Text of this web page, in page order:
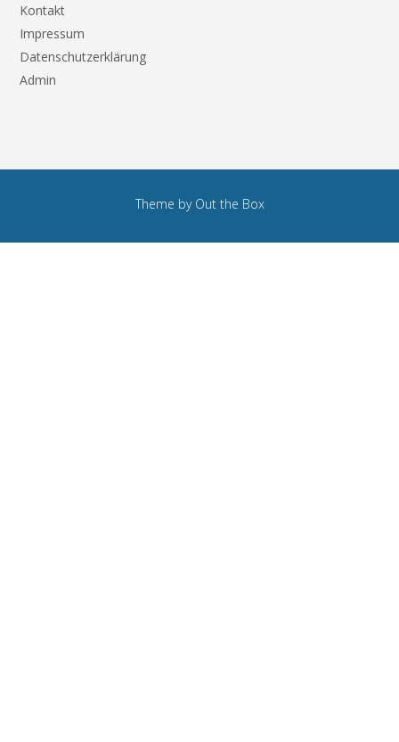
Kontakt
Impressum
Datenschutzerklärung
Admin
Theme by Out the Box